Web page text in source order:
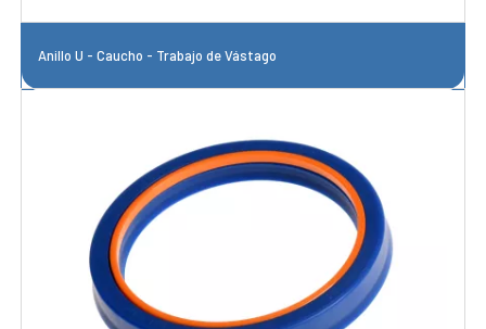
Anillo U - Caucho - Trabajo de Vástago